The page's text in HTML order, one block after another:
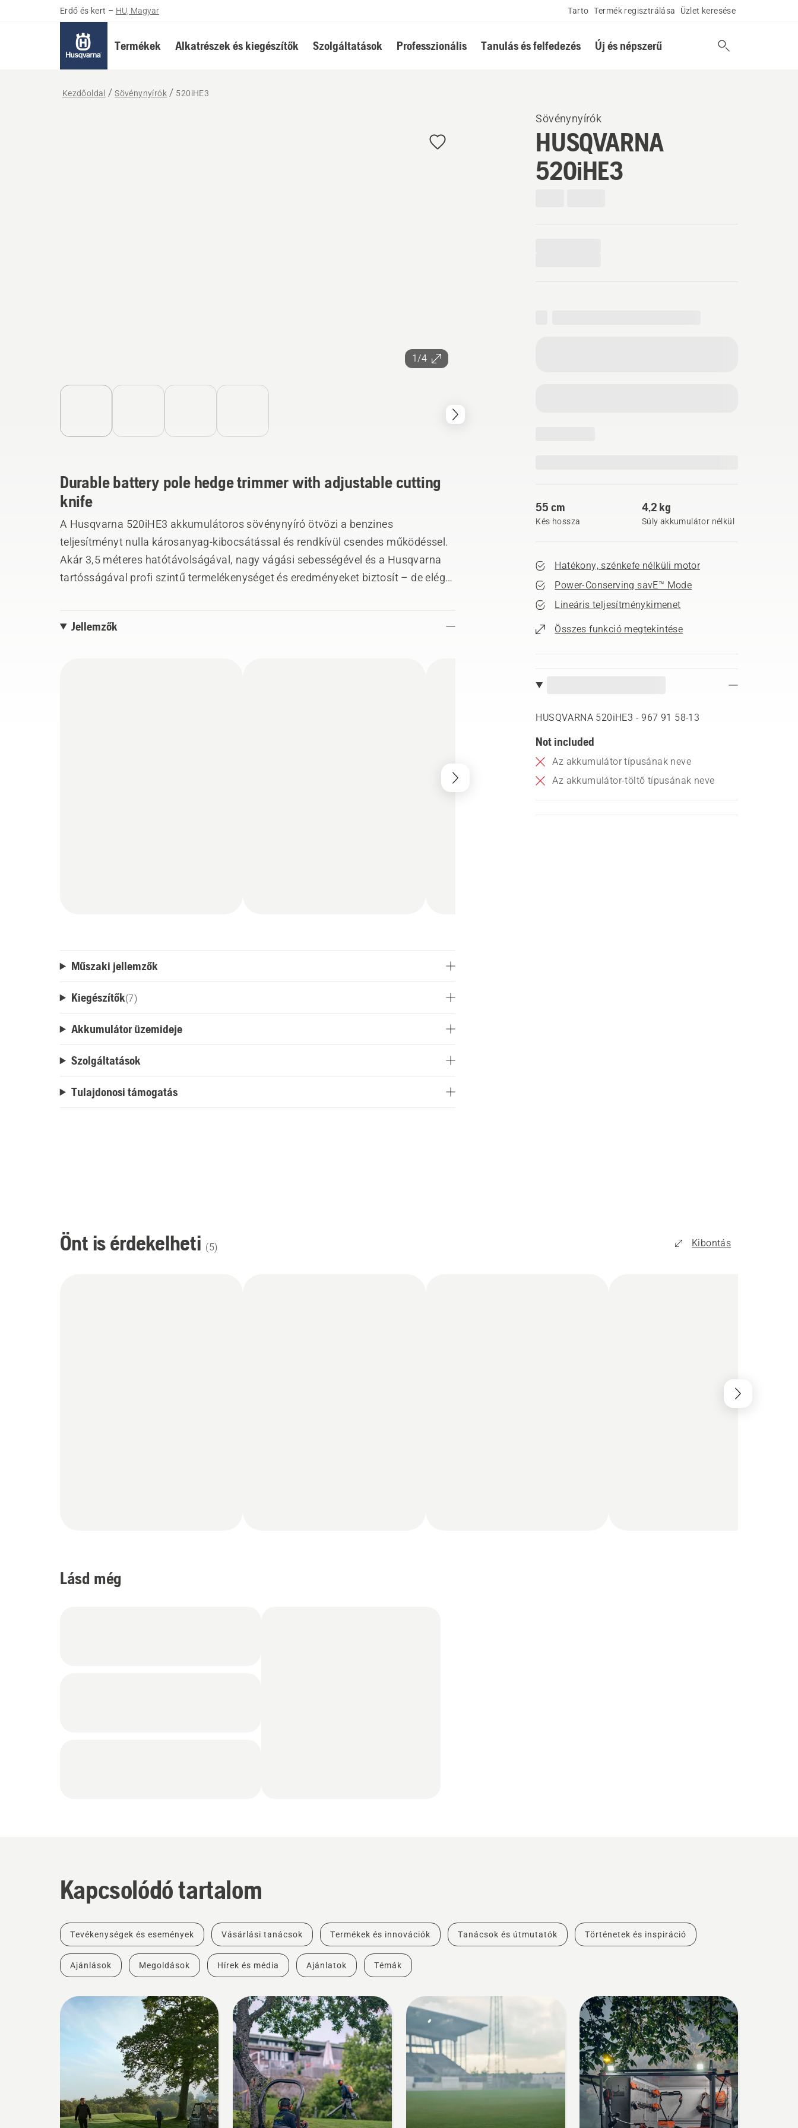
Erdő és kert – HU, Magyar Tarto Termék regisztrálása Üzlet keresése
Termékek Alkatrészek és kiegészítők Szolgáltatások Professzionális Tanulás és felfedezés Új és népszerű
Kezdőoldal Sövénynyírók 520iHE3
1/4
Sövénynyírók
HUSQVARNA
520iHE3
55 cm
Kés hossza
4,2 kg
Súly akkumulátor nélkül
Hatékony, szénkefe nélküli motor
Power-Conserving savE™ Mode
Lineáris teljesítménykimenet
Összes funkció megtekintése
HUSQVARNA 520iHE3 - 967 91 58‑13
Not included
Az akkumulátor típusának neve
Az akkumulátor-töltő típusának neve
Durable battery pole hedge trimmer with adjustable cutting
knife
A Husqvarna 520iHE3 akkumulátoros sövénynyíró ötvözi a benzines
teljesítményt nulla károsanyag-kibocsátással és rendkívül csendes működéssel.
Akár 3,5 méteres hatótávolságával, nagy vágási sebességével és a Husqvarna
tartósságával profi szintű termelékenységet és eredményeket biztosít – de elég
A távirányítós szögbeállítás és a kényelmes fogantyúk ideálissá teszik az
Jellemzők
Műszaki jellemzők
Kiegészítők(7)
Akkumulátor üzemideje
Szolgáltatások
Tulajdonosi támogatás
Önt is érdekelheti (5) Kibontás
Lásd még
Kapcsolódó tartalom
Tevékenységek és események Vásárlási tanácsok Termékek és innovációk Tanácsok és útmutatók Történetek és inspiráció
Ajánlások Megoldások Hírek és média Ajánlatok Témák